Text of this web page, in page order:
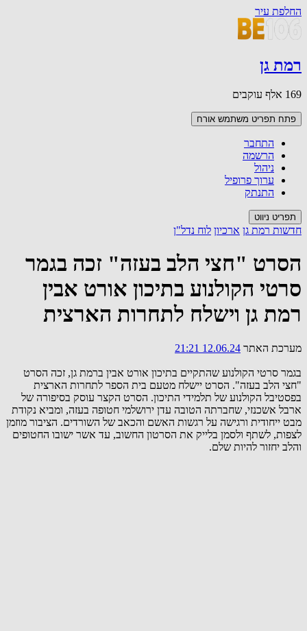
החלפת עיר
רמת גן
169 אלף עוקבים
פתח תפריט משתמש אורח
התחבר
הרשמה
ניהול
ערוך פרופיל
התנתק
תפריט ניווט
חדשות רמת גן ארכיון לוח נדל"ן
הסרט "חצי הלב בעזה" זכה בגמר
סרטי הקולנוע בתיכון אורט אבין
רמת גן וישלח לתחרות הארצית
מערכת האתר 12.06.24 21:21
בגמר סרטי הקולנוע שהתקיים בתיכון אורט אבין ברמת גן, זכה הסרט
"חצי הלב בעזה". הסרט יישלח מטעם בית הספר לתחרות הארצית
בפסטיבל הקולנוע של תלמידי התיכון. הסרט הקצר עוסק בסיפורה של
ארבל אשכנזי, שחברתה הטובה עדן ירושלמי חטופה בעזה, ומביא נקודת
מבט ייחודית ורגישה על רגשות האשם והכאב של השורדים. הציבור מוזמן
לצפות, לשתף ולסמן בלייק את הסרטון החשוב, עד אשר ישובו החטופים
והלב יחזור להיות שלם.